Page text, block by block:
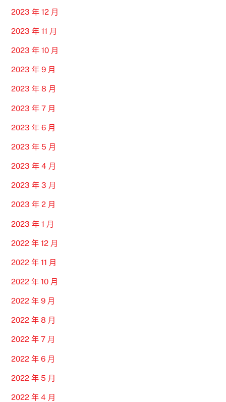
2023 年 12 月
2023 年 11 月
2023 年 10 月
2023 年 9 月
2023 年 8 月
2023 年 7 月
2023 年 6 月
2023 年 5 月
2023 年 4 月
2023 年 3 月
2023 年 2 月
2023 年 1 月
2022 年 12 月
2022 年 11 月
2022 年 10 月
2022 年 9 月
2022 年 8 月
2022 年 7 月
2022 年 6 月
2022 年 5 月
2022 年 4 月